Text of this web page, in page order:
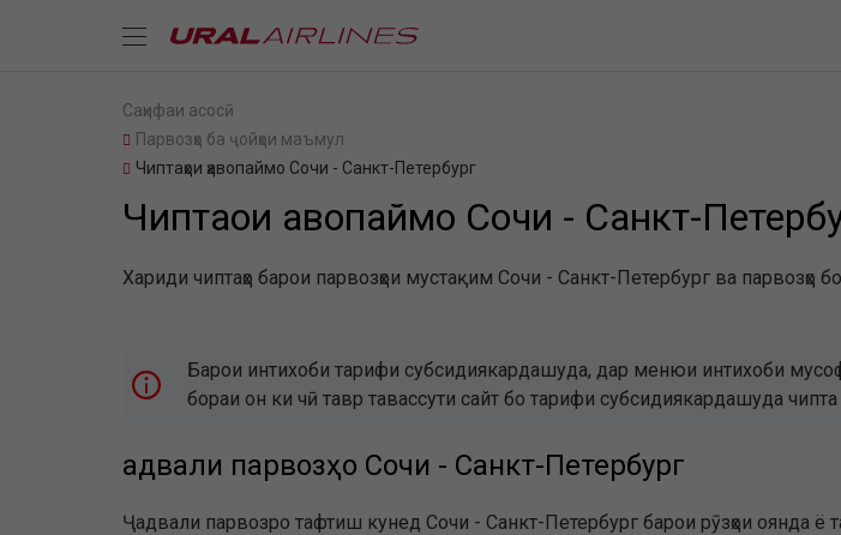
Саҳифаи асосӣ
Парвозҳо ба ҷойҳои маъмул
Чиптаҳои ҳавопаймо Сочи - Санкт-Петербург
Чиптаҳои ҳавопаймо Сочи - Санкт-
Хариди чиптаҳо барои парвозҳои мустақим Сочи - Санкт-Петербург ва парвозҳо
Барои интихоби тарифи субсидиякардашуда, дар менюи интихоби
бораи он ки чӣ тавр тавассути сайт бо тарифи субсидиякардашуда
Ҷадвали парвозҳо Сочи - Санкт-Петербург
Ҷадвали парвозро тафтиш кунед Сочи - Санкт-Петербург барои рӯзҳои оянда